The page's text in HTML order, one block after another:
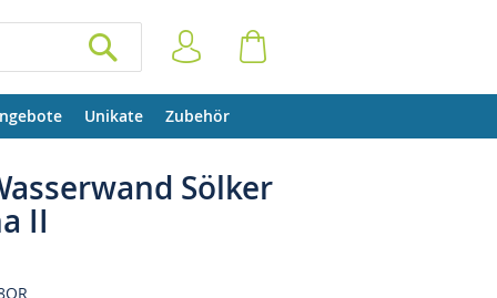
Anmelden
Unikate Zubehör
Sölker
II